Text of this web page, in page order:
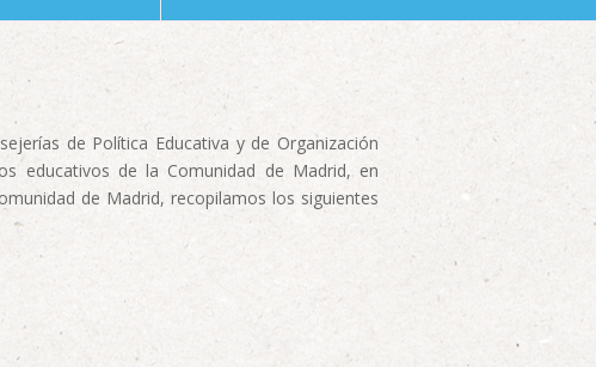
de Política Educativa y de Organización
educativos de la Comunidad de Madrid, en
de Madrid, recopilamos los siguientes